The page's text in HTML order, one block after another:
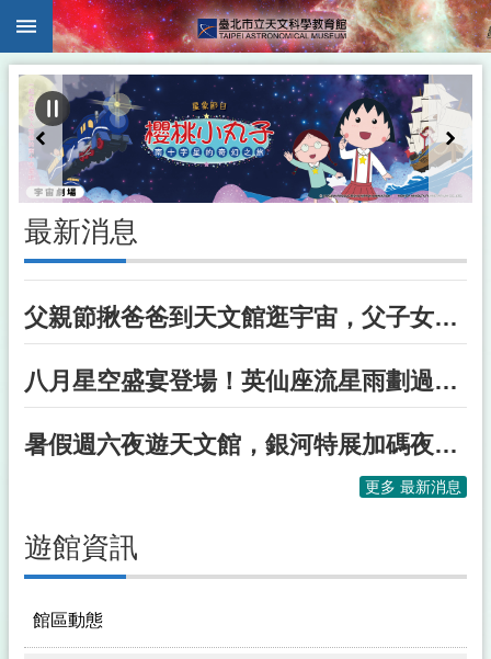
跳到主要內容區塊
:::
最新消息
父親節揪爸爸到天文館逛宇宙，父子女同行展示場免費！
八月星空盛宴登場！英仙座流星雨劃過無月夜空，水星、金星迎來最佳觀測時機
暑假週六夜遊天文館，銀河特展加碼夜間導覽
更多 最新消息
遊館資訊
館區動態